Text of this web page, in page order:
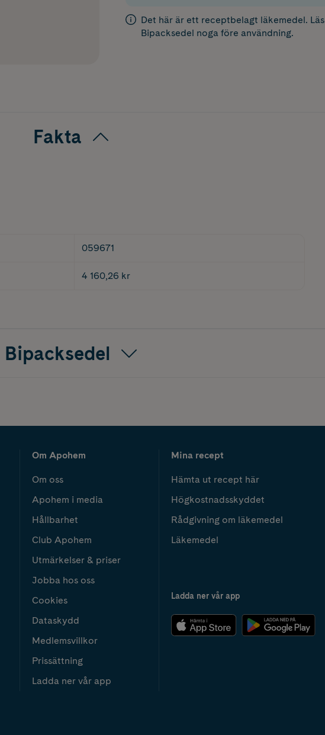
Det här är ett receptbelagt läkemedel. Läs
Bipacksedel noga före användning.
Fakta
059671
4 160,26 kr
Bipacksedel
Om Apohem
Om oss
Apohem i media
Hållbarhet
Club Apohem
Utmärkelser & priser
Jobba hos oss
Cookies
Dataskydd
Medlemsvillkor
Prissättning
Ladda ner vår app
Mina recept
Hämta ut recept här
Högkostnadsskyddet
Rådgivning om läkemedel
Läkemedel
Ladda ner vår app